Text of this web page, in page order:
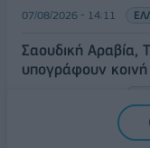
07/08/2026 - 14:11
Σαουδική Αραβία,
υπογράφουν